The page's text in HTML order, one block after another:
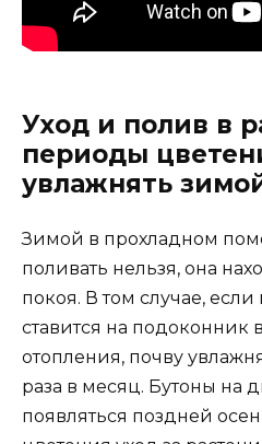
Уход и полив в
периоды
увлажнять
Зимой в прохладном
поливать нельзя, она
покоя. В том случае,
ставится на подоконник
отопления, почву
раза в месяц. Бутоны на
появляться поздней